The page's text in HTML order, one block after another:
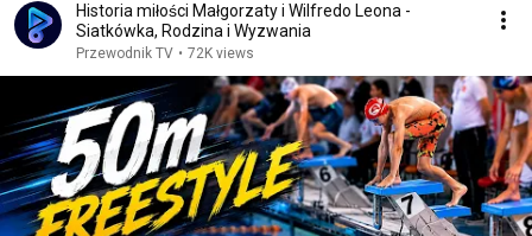
Historia miłości Małgorzaty i Wilfredo Leona -
Siatkówka, Rodzina i Wyzwania
Przewodnik TV • 72K views